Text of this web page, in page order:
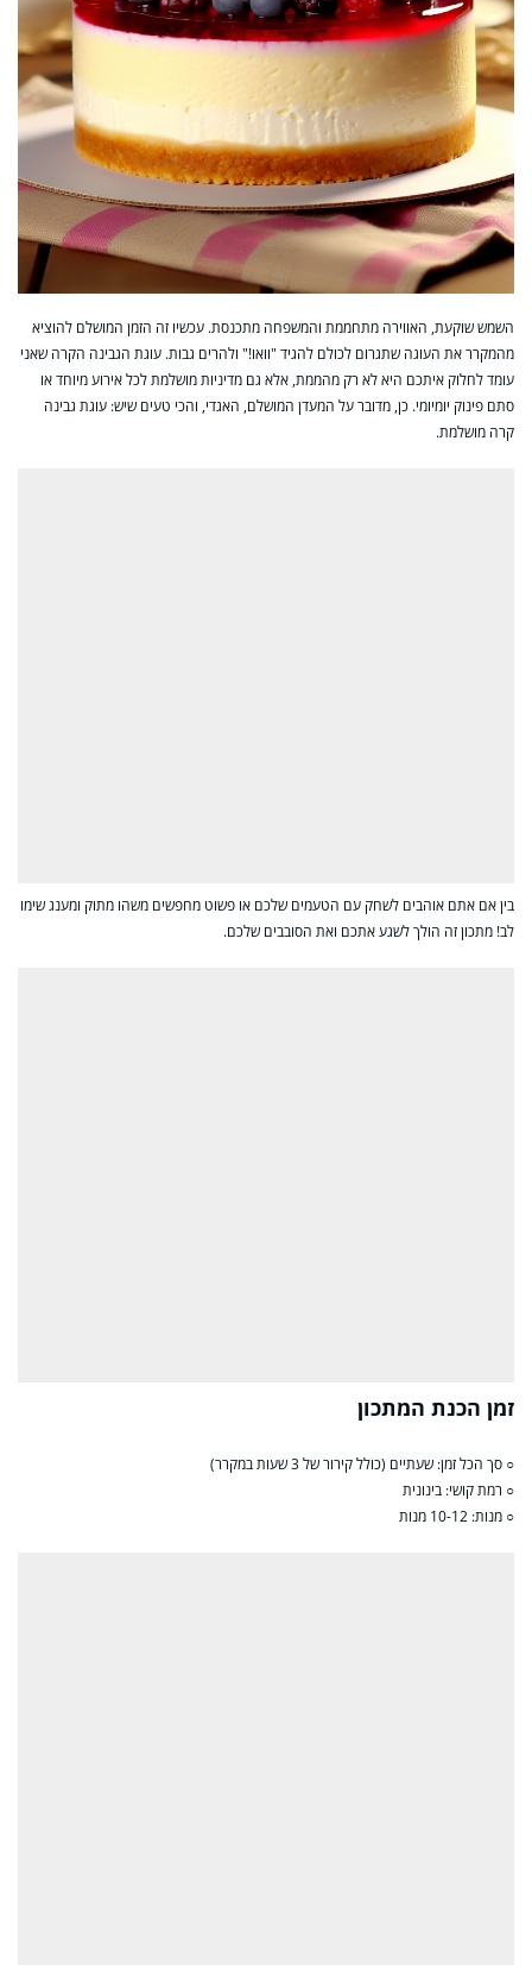
השמש שוקעת, האווירה מתחממת והמשפחה מתכנסת. עכשיו זה הזמן המושלם להוציא
מהמקרר את העוגה שתגרום לכולם להגיד "וואו!" ולהרים גבות. עוגת הגבינה הקרה שאני
עומד לחלוק איתכם היא לא רק מהממת, אלא גם מדיניות מושלמת לכל אירוע מיוחד או
סתם פינוק יומיומי. כן, מדובר על המעדן המושלם, האגדי, והכי טעים שיש: עוגת גבינה
קרה מושלמת.
בין אם אתם אוהבים לשחק עם הטעמים שלכם או פשוט מחפשים משהו מתוק ומענג שימו
לב! מתכון זה הולך לשגע אתכם ואת הסובבים שלכם.
זמן הכנת המתכון
○ סך הכל זמן: שעתיים (כולל קירור של 3 שעות במקרר)
○ רמת קושי: בינונית
○ מנות: 10-12 מנות